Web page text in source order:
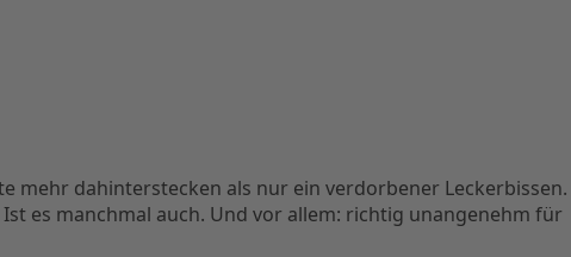
mehr dahinterstecken als nur ein verdorbener Leckerbissen.
es manchmal auch. Und vor allem: richtig unangenehm für